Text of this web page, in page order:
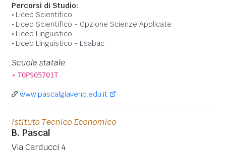
Percorsi di Studio:
Liceo Scientifico
Liceo Scientifico - Opzione Scienze Applicate
Liceo Linguistico
Liceo Linguistico - Esabac
Scuola statale
» TOPS05701T
www.pascalgiaveno.edu.it
Istituto Tecnico Economico
B. Pascal
Via Carducci 4